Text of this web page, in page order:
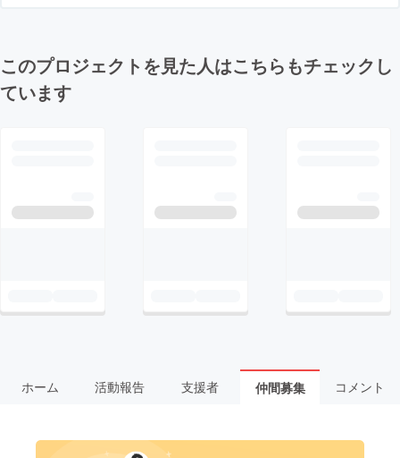
このプロジェクトを見た人はこちらもチェックし
ています
ホーム 活動報告 支援者 仲間募集 コメント